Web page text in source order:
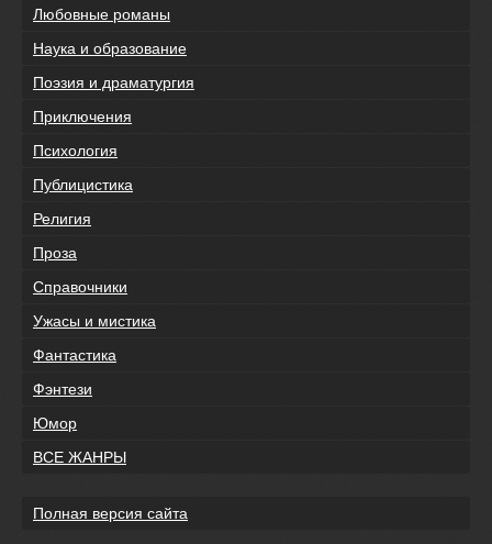
Любовные романы
Наука и образование
Поэзия и драматургия
Приключения
Психология
Публицистика
Религия
Проза
Справочники
Ужасы и мистика
Фантастика
Фэнтези
Юмор
ВСЕ ЖАНРЫ
Полная версия сайта